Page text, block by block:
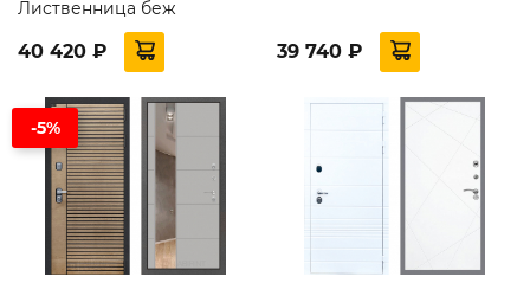
Лиственница беж
40 420 ₽ 39 740 ₽
-5%